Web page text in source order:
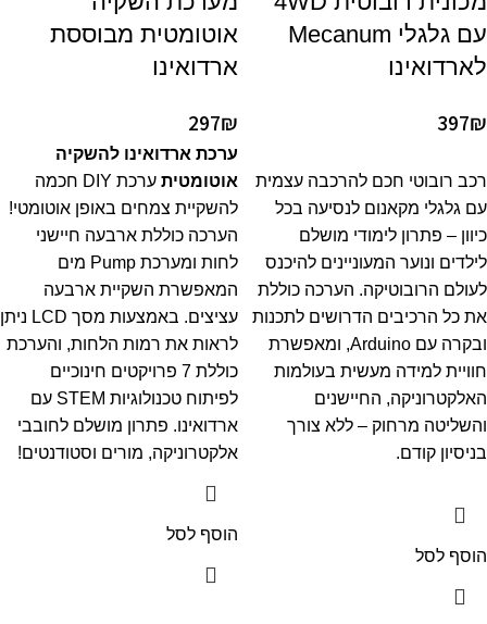
עם גלגלי Mecanum
לארדואינו
397₪
רכב רובוטי חכם להרכבה עצמית
עם גלגלי מקאנום לנסיעה בכל
כיוון – פתרון לימודי מושלם
לילדים ונוער המעוניינים להיכנס
לעולם הרובוטיקה. הערכה כוללת
את כל הרכיבים הדרושים לתכנות
ובקרה עם Arduino, ומאפשרת
חוויית למידה מעשית בעולמות
האלקטרוניקה, החיישנים
והשליטה מרחוק – ללא צורך
בניסיון קודם.
הוסף לסל
אוטומטית מבוססת
ארדואינו
297₪
ערכת ארדואינו להשקיה
אוטומטית
ערכת DIY חכמה
להשקיית צמחים באופן אוטומטי!
הערכה כוללת ארבעה חיישני
לחות ומערכת Pump מים
המאפשרת השקיית ארבעה
עציצים. באמצעות מסך LCD ניתן
לראות את רמות הלחות, והערכת
כוללת 7 פרויקטים חינוכיים
לפיתוח טכנולוגיות STEM עם
ארדואינו. פתרון מושלם לחובבי
אלקטרוניקה, מורים וסטודנטים!
הוסף לסל